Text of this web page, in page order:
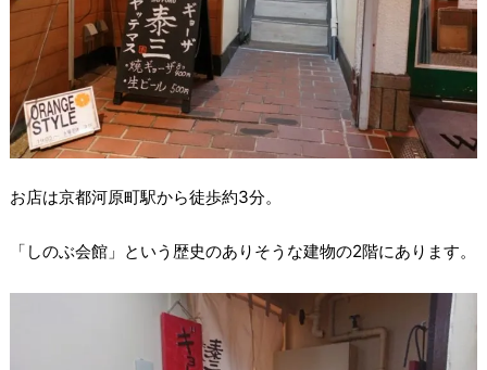
お店は京都河原町駅から徒歩約3分。
「しのぶ会館」という歴史のありそうな建物の2階にあります。